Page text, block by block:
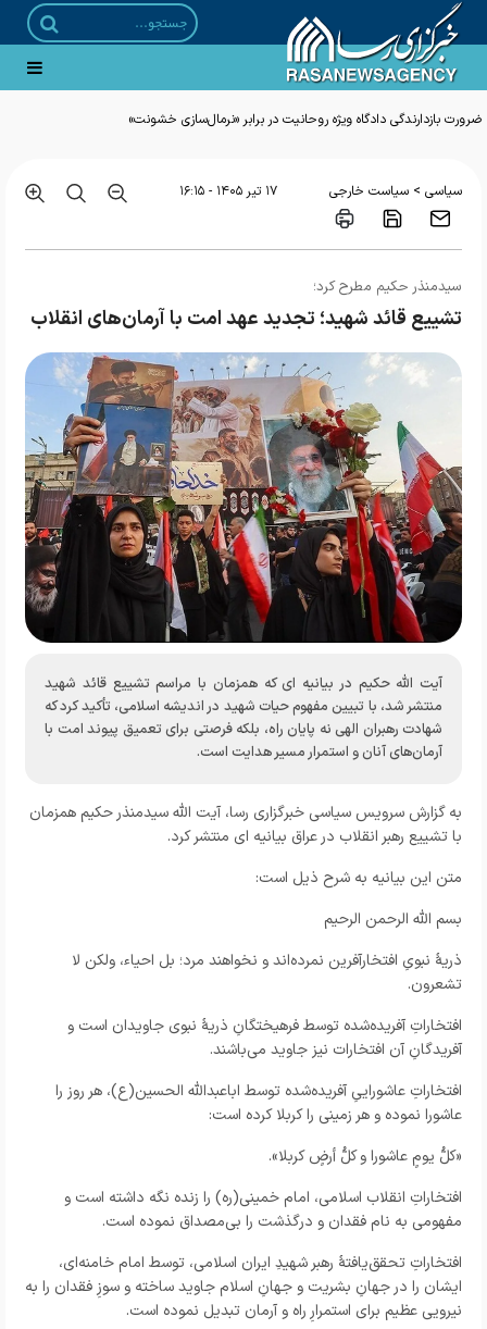
ضرورت بازدارندگی دادگاه ویژه روحانیت در برابر «نرمال‌سازی خشونت»
سیاسی > سیاست خارجی ۱۷ تير ۱۴۰۵ - ۱۶:۱۵
سیدمنذر حکیم مطرح کرد؛
تشییع قائد شهید؛ تجدید عهد امت با آرمان‌های انقلاب
آیت الله حکیم در بیانیه ای که همزمان با مراسم تشییع قائد شهید
منتشر شد، با تبیین مفهوم حیات شهید در اندیشه اسلامی، تأکید کرد که
شهادت رهبران الهی نه پایان راه، بلکه فرصتی برای تعمیق پیوند امت با
آرمان‌های آنان و استمرار مسیر هدایت است.
به گزارش سرویس سیاسی خبرگزاری رسا، آیت الله سیدمنذر حکیم همزمان
با تشییع رهبر انقلاب در عراق بیانیه ای منتشر کرد.
متن این بیانیه به شرح ذیل است:
بسم الله الرحمن الرحیم
ذریهٔ نبویِ افتخارآفرین نمرده‌اند و نخواهند مرد؛ بل احیاء، ولکن لا
تشعرون.
افتخاراتِ آفریده‌شده توسط فرهیختگانِ ذریهٔ نبوی جاویدان است و
آفریدگانِ آن افتخارات نیز جاوید می‌باشند.
افتخاراتِ عاشوراییِ آفریده‌شده توسط اباعبدالله الحسین(ع)، هر روز را
عاشورا نموده و هر زمینی را کربلا کرده است:
«کلُّ یومٍ عاشورا و کلُّ أرضٍ کربلا».
افتخاراتِ انقلاب اسلامی، امام خمینی(ره) را زنده نگه داشته است و
مفهومی به نام فقدان و درگذشت را بی‌مصداق نموده است.
افتخاراتِ تحقق‌یافتهٔ رهبر شهیدِ ایران اسلامی، توسط امام خامنه‌ای،
ایشان را در جهانِ بشریت و جهانِ اسلام جاوید ساخته و سوزِ فقدان را به
نیرویی عظیم برای استمرارِ راه و آرمان تبدیل نموده است.